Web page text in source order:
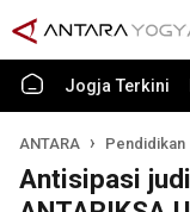
Jogja Terkini
ANTARA Pendidikan
Antisipasi